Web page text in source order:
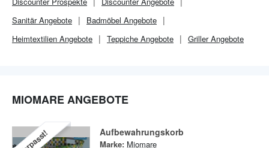
Sanitär Angebote
Badmöbel Angebote
Heimtextilien Angebote
Teppiche Angebote Griller Angebote
MIOMARE ANGEBOTE
Aufbewahrungskorb
Marke: Miomare